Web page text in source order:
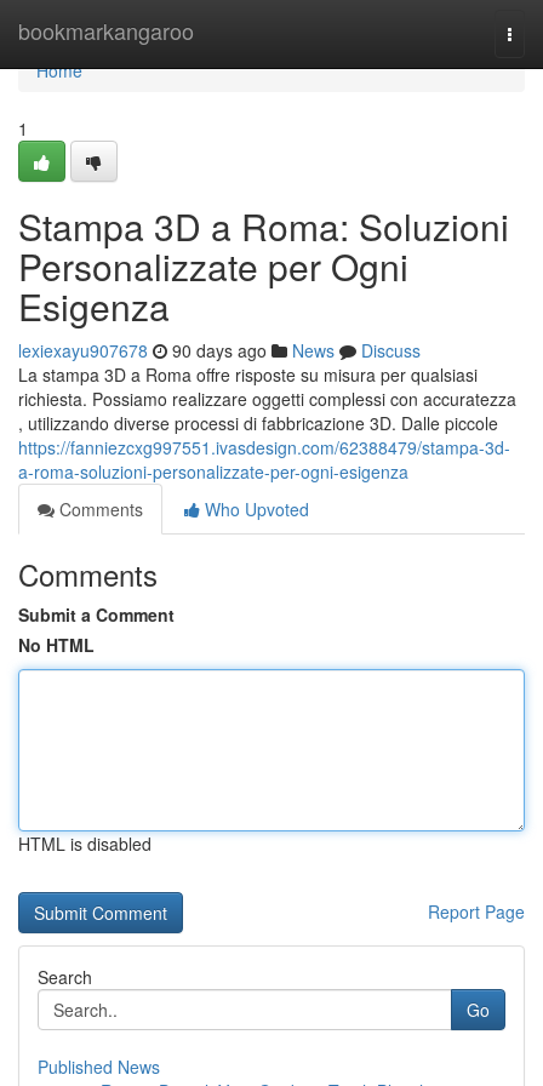
bookmarkangaroo
Home
Home
1
Stampa 3D a Roma: Soluzioni
Personalizzate per Ogni
Esigenza
lexiexayu907678 90 days ago News
Discuss
La stampa 3D a Roma offre risposte su misura per qualsiasi
richiesta. Possiamo realizzare oggetti complessi con accuratezza
, utilizzando diverse processi di fabbricazione 3D. Dalle piccole
https://fanniezcxg997551.ivasdesign.com/62388479/stampa-3d-
a-roma-soluzioni-personalizzate-per-ogni-esigenza
Comments
Who Upvoted
Comments
Submit a Comment
No HTML
HTML is disabled
Report Page
Search
Go
Published News